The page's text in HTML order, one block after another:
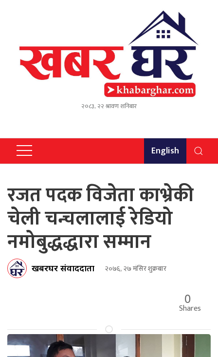
२०८३, २२ श्रावण शनिबार
English
रजत पदक विजेता काभ्रेकी
चेली चन्चलालाई रेडियो
नमोबुद्धद्धारा सम्मान
खबरघर संवाददाता २०७६, २७ मंसिर शुक्रबार
0
Shares